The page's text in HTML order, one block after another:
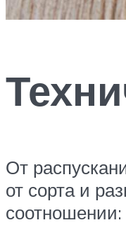
От
от сорта и
соотношении: